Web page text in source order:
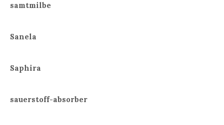
samtmilbe
Sanela
Saphira
sauerstoff-absorber